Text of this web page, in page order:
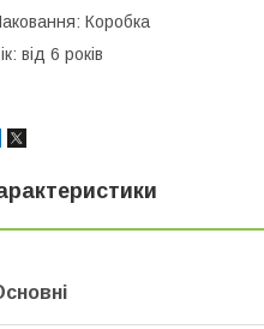
Коробка
від 6 років